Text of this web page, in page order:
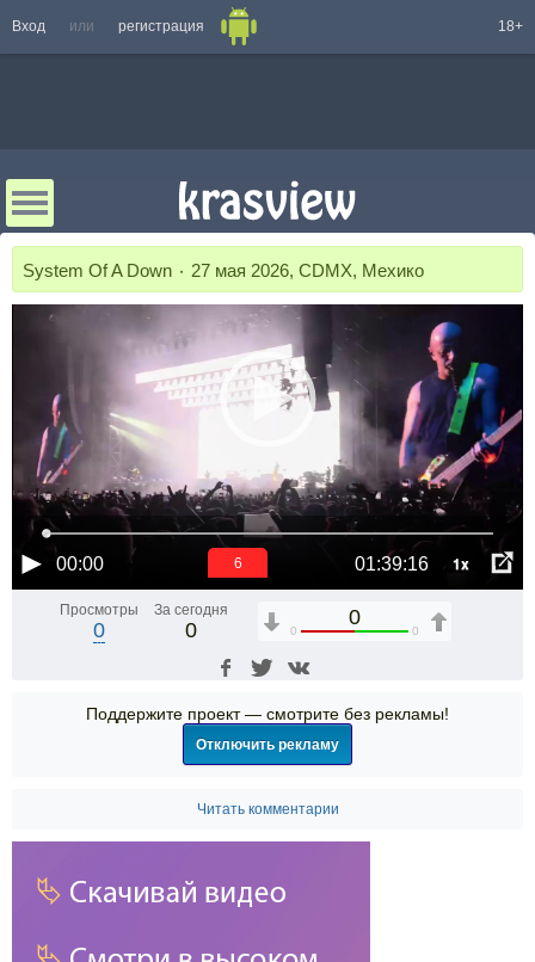
Вход или регистрация 18+
System Of A Down ٠ 27 мая 2026, CDMX, Мехико
00:00 01:39:16 1x
6
Просмотры
0
За сегодня
0
0
0 0
Поддержите проект — смотрите без рекламы!
Отключить рекламу
Читать комментарии